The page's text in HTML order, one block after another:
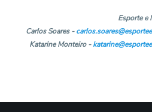
Esporte e
Carlos Soares -
Katarine Monteiro -